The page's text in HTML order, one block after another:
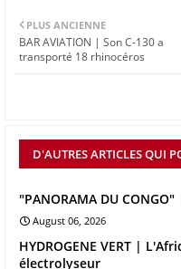
PLUS ANCIENNE
BAR AVIATION | Son C-130 a
transporté 18 rhinocéros
D'AUTRES ARTICLES QUI
"PANORAMA DU
August 06, 2026
HYDROGENE VERT |
électrolyseur